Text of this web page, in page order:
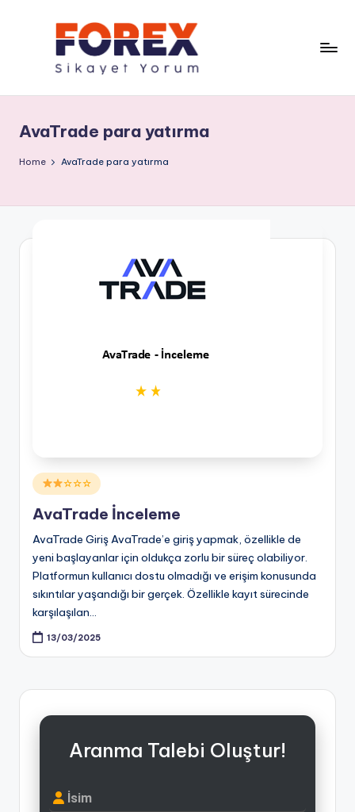
AvaTrade para yatırma
Home AvaTrade para yatırma
Posted
in
☆☆☆
AvaTrade İnceleme
AvaTrade Giriş AvaTrade’e giriş yapmak, özellikle de
yeni başlayanlar için oldukça zorlu bir süreç olabiliyor.
Platformun kullanıcı dostu olmadığı ve erişim konusunda
sıkıntılar yaşandığı bir gerçek. Özellikle kayıt sürecinde
karşılaşılan…
13/03/2025
Aranma Talebi Oluştur!
İsim